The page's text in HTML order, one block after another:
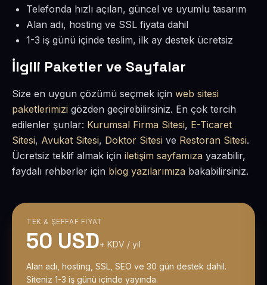
Telefonda hızlı açılan, güncel ve uyumlu tasarım
Alan adı, hosting ve SSL fiyata dahil
1-3 iş günü içinde teslim, ilk ay destek ücretsiz
İlgili Paketler ve Sayfalar
Size en uygun çözümü seçmek için web sitesi
paketlerimizi gözden geçirebilirsiniz. En çok tercih
edilenler şunlar: Kurumsal Firma Sitesi, E-Ticaret
Sitesi, Avukat Sitesi, Doktor Sitesi ve Restoran Sitesi.
Ücretsiz teklif almak için iletişim sayfamıza yazabilir,
faydalı rehberler için blog yazılarımıza bakabilirsiniz.
TEK & ŞEFFAF FIYAT
50 USD+ KDV / yıl
Alan adı, hosting, SSL, SEO ve 30 gün destek dahil.
Siteniz 1-3 iş günü içinde yayında.